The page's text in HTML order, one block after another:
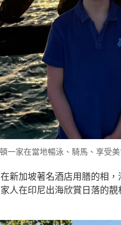
一家在當地暢泳、騎馬、享受
新加坡著名酒店用膳的相
人在印尼出海欣賞日落的